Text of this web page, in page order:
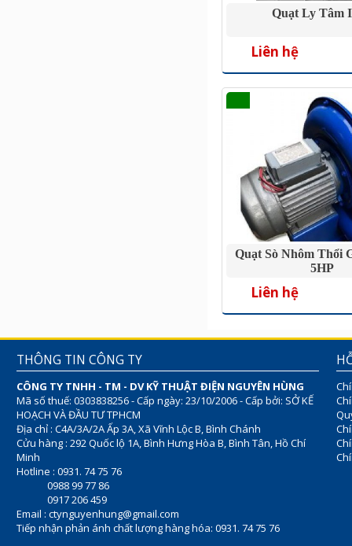
Quạt Ly Tâm
Liên hệ
Quạt Sò Nhôm Thổi
5HP
Liên hệ
THÔNG TIN CÔNG TY
CÔNG TY TNHH - TM - DV KỸ THUẬT ĐIỆN NGUYÊN HÙNG
Mã số thuế: 0303838256 - Cấp ngày: 23/10/2006 - Cấp bởi: SỞ KẾ
HOẠCH VÀ ĐẦU TƯ TPHCM
Địa chỉ : C4A/3A/2A Ấp 3A, Xã Vĩnh Lộc B, Bình Chánh
Cửu hàng : 292 Quốc lộ 1A, Bình Hưng Hòa B, Bình Tân, Hồ Chí
Minh
Hotline : 0931. 74 75 76
0988 99 77 86
0917 206 459
Email : ctynguyenhung@gmail.com
Tiếp nhận phản ánh chất lượng hàng hóa: 0931. 74 75 76